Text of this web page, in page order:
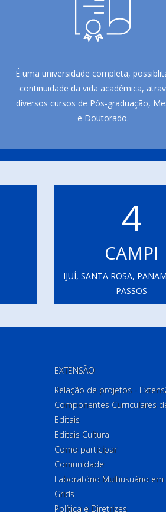
É uma universidade completa,
continuidade da vida acadêmica,
diversos cursos de Pós-graduação,
e Doutorado.
4
CAMPI
IJUÍ, SANTA ROSA,
PASSOS
EXTENSÃO
Relação de projetos -
Componentes Curriculares
Editais
Editais Cultura
Como participar
Comunidade
Laboratório Multiusuário em
Grids
Política e Diretrizes